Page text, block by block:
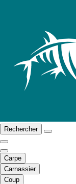
Rechercher
Carpe
Carnassier
Coup